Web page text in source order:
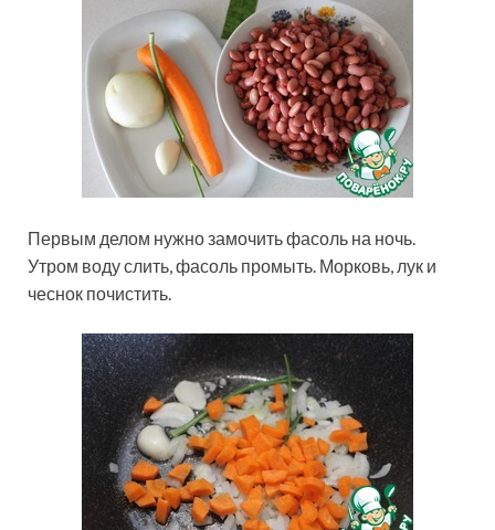
Первым делом нужно замочить фасоль на ночь.
Утром воду слить, фасоль промыть. Морковь, лук и
чеснок почистить.